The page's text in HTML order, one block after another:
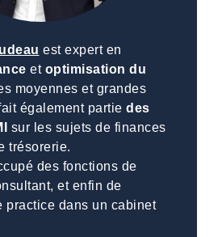
est expert en
et optimisation du
moyennes et grandes
également partie des
sur les sujets de finances
trésorerie.
des fonctions de
et enfin de
practice dans un cabinet